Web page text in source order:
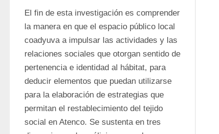
El fin de esta investigación es comprender
la manera en que el espacio público local
coadyuva a impulsar las actividades y las
relaciones sociales que otorgan sentido de
pertenencia e identidad al hábitat, para
deducir elementos que puedan utilizarse
para la elaboración de estrategias que
permitan el restablecimiento del tejido
social en Atenco. Se sustenta en tres